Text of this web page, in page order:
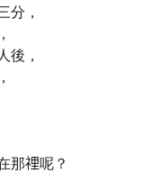
分，
後，
那𥚃呢？